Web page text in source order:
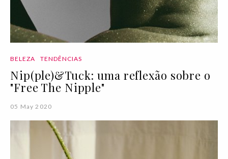
BELEZA TENDÊNCIAS
Nip(ple)&Tuck: uma reflexão sobre o
"Free The Nipple"
05 May 2020